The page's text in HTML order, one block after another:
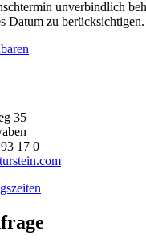
unverbindlich
Datum zu berücksichtigen.
35
17 0